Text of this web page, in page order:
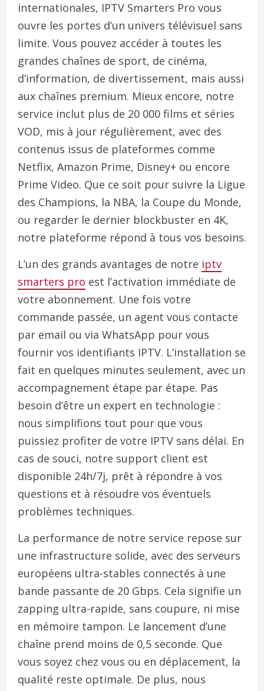
internationales, IPTV Smarters Pro vous
ouvre les portes d’un univers télévisuel sans
limite. Vous pouvez accéder à toutes les
grandes chaînes de sport, de cinéma,
d’information, de divertissement, mais aussi
aux chaînes premium. Mieux encore, notre
service inclut plus de 20 000 films et séries
VOD, mis à jour régulièrement, avec des
contenus issus de plateformes comme
Netflix, Amazon Prime, Disney+ ou encore
Prime Video. Que ce soit pour suivre la Ligue
des Champions, la NBA, la Coupe du Monde,
ou regarder le dernier blockbuster en 4K,
notre plateforme répond à tous vos besoins.
L’un des grands avantages de notre iptv
smarters pro est l’activation immédiate de
votre abonnement. Une fois votre
commande passée, un agent vous contacte
par email ou via WhatsApp pour vous
fournir vos identifiants IPTV. L’installation se
fait en quelques minutes seulement, avec un
accompagnement étape par étape. Pas
besoin d’être un expert en technologie :
nous simplifions tout pour que vous
puissiez profiter de votre IPTV sans délai. En
cas de souci, notre support client est
disponible 24h/7j, prêt à répondre à vos
questions et à résoudre vos éventuels
problèmes techniques.
La performance de notre service repose sur
une infrastructure solide, avec des serveurs
européens ultra-stables connectés à une
bande passante de 20 Gbps. Cela signifie un
zapping ultra-rapide, sans coupure, ni mise
en mémoire tampon. Le lancement d’une
chaîne prend moins de 0,5 seconde. Que
vous soyez chez vous ou en déplacement, la
qualité reste optimale. De plus, nous